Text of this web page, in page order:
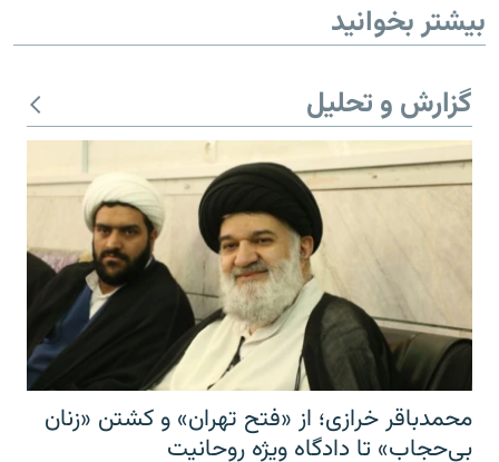
بیشتر بخوانید
گزارش و تحلیل
محمدباقر خرازی؛ از «فتح تهران» و کشتن «زنان
بی‌حجاب» تا دادگاه ویژه روحانیت